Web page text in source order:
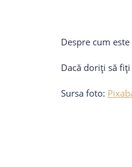
Despre cum
Dacă doriți să
Sursa foto: